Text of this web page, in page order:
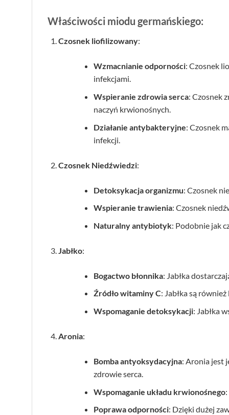
Właściwości miodu germańskiego:
Czosnek liofilizowany:
Wzmacnianie odporności: Czosnek
infekcjami.
Wspieranie zdrowia serca: Czosnek
naczyń krwionośnych.
Działanie antybakteryjne: Czosnek
infekcji.
Czosnek Niedźwiedzi:
Detoksykacja organizmu: Czosnek
Wspieranie trawienia: Czosnek
Naturalny antybiotyk: Podobnie jak
Jabłko:
Bogactwo błonnika: Jabłka
Źródło witaminy C: Jabłka są
Wspomaganie detoksykacji: Jabłka
Aronia:
Bomba antyoksydacyjna: Aronia jest
zdrowie serca.
Wspomaganie układu krwionośnego:
Poprawa odporności: Dzięki dużej